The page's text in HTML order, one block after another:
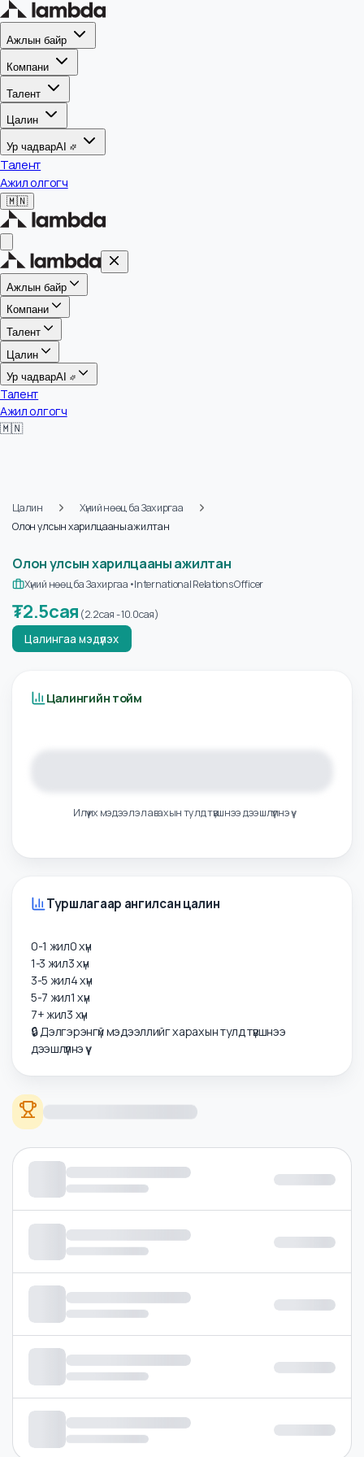
Ажлын байр
Компани
Талент
Цалин
Ур чадварAI
Талент
Ажил олгогч
🇲🇳
Ажлын байр
Компани
Талент
Цалин
Ур чадвар
Талент
Ажил олгогч
Цалин Хүний нөөц ба Захиргаа
Олон улсын харилцааны ажилтан
Хүний нөөц ба Захиргаа•International Relations Officer
₮ 2.5сая(2.2сая 10.0сая
Илүү их мэдээлэл авахын тулд түвшнээ дээшлүүлнэ үү
Туршлагаар ангилсан цалин
0-1 жил0хүн
1-3 жил3хүн
3-5 жил4хүн
5-7 жил1хүн
дээшлүүлнэ үү